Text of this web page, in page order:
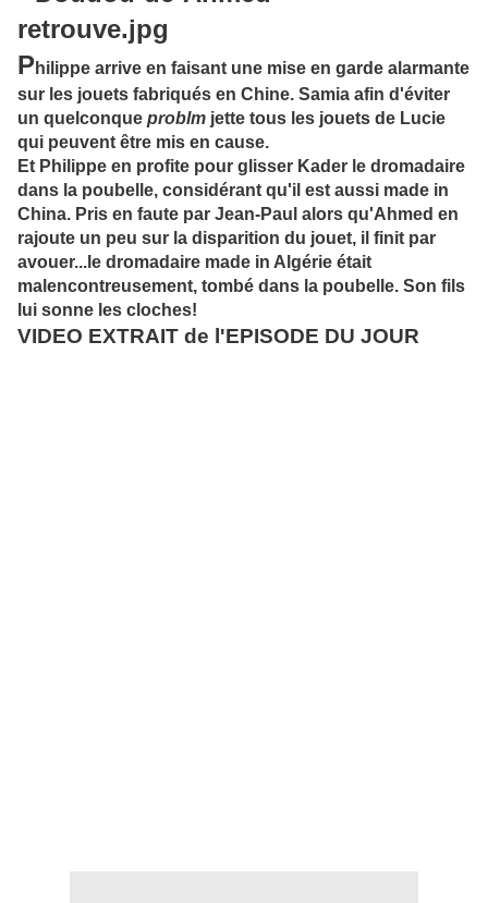
Philippe arrive en faisant une mise en garde alarmante
sur les jouets fabriqués en Chine. Samia afin d'éviter
un quelconque problm jette tous les jouets de Lucie
qui peuvent être mis en cause.
Et Philippe en profite pour glisser Kader le dromadaire
dans la poubelle, considérant qu'il est aussi made in
China. Pris en faute par Jean-Paul alors qu'Ahmed en
rajoute un peu sur la disparition du jouet, il finit par
avouer...le dromadaire made in Algérie était
malencontreusement, tombé dans la poubelle. Son fils
lui sonne les cloches!
VIDEO EXTRAIT de l'EPISODE DU JOUR